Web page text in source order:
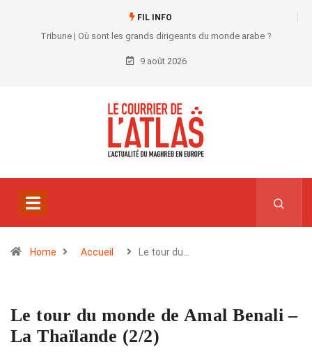
FIL INFO
Tribune | Où sont les grands dirigeants du monde arabe ?
9 août 2026
Home Accueil Le tour du…
Le tour du monde de Amal Benali –
La Thaïlande (2/2)